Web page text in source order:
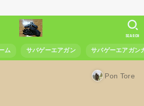
ム サバゲーエアガン サバゲーエアガン
SEARCH
Pon Tore